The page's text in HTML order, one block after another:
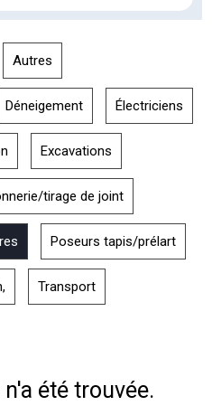
Autres
Déneigement Électriciens
Excavations
tirage de joint
Poseurs tapis/prélart
Transport
été trouvée.